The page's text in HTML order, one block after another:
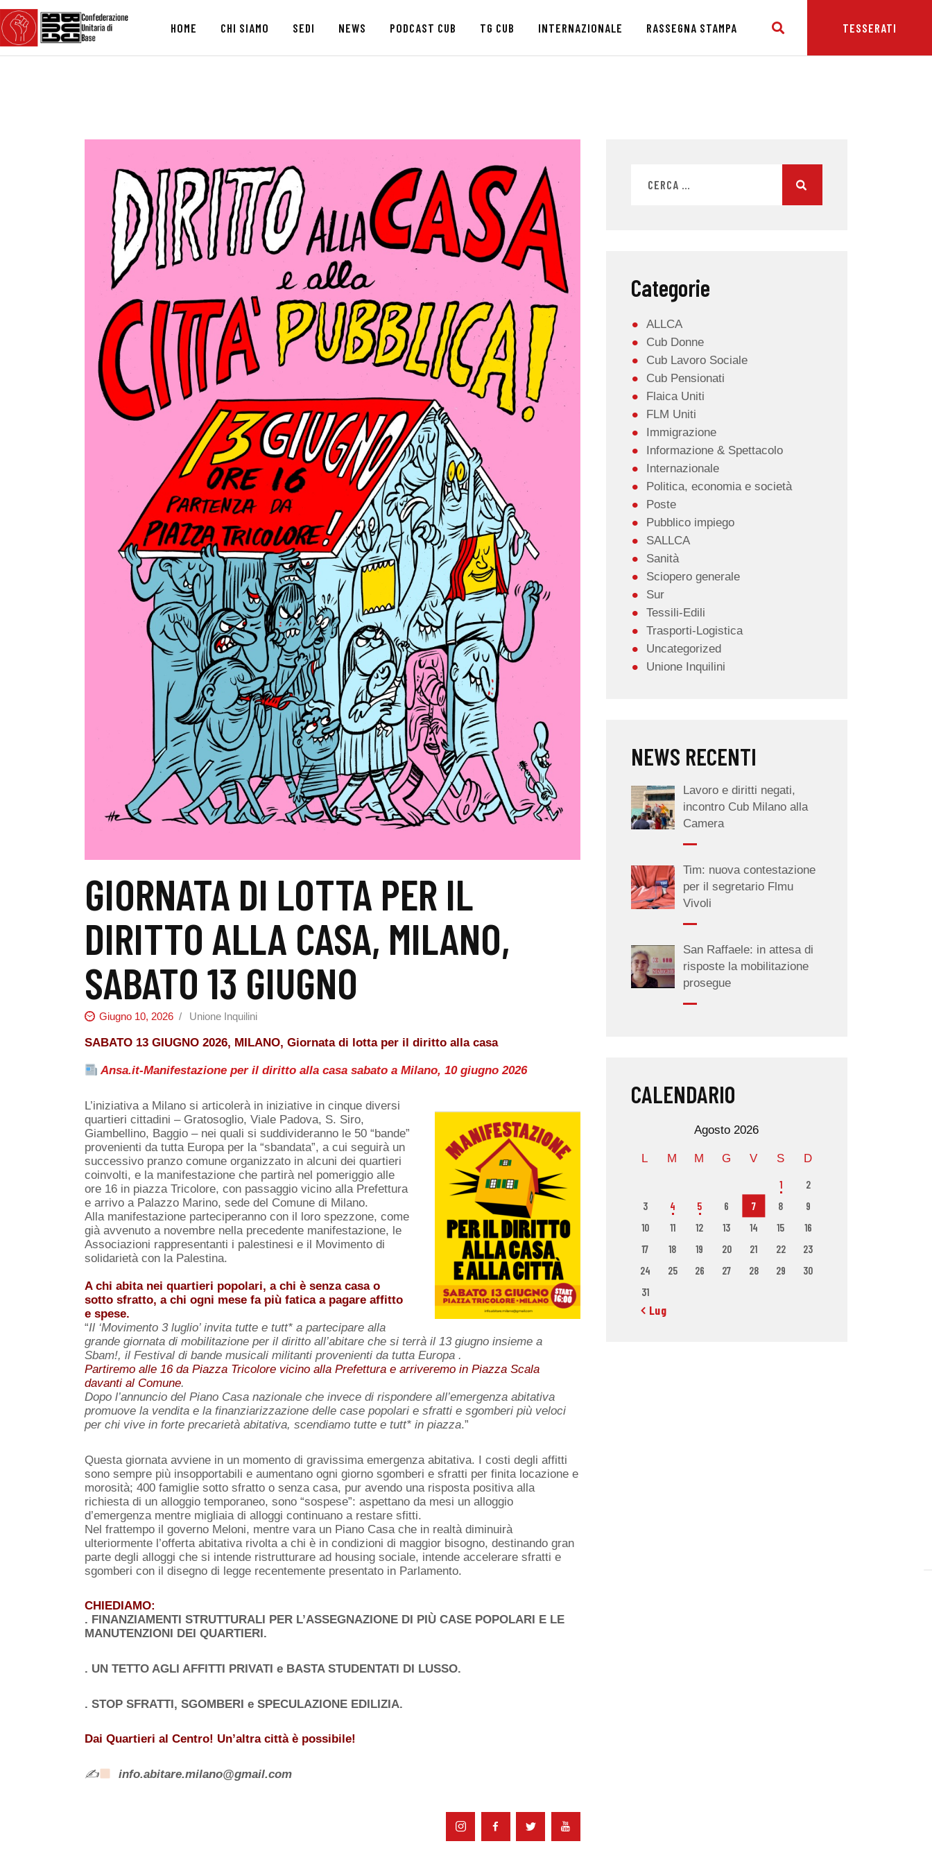
HOME CHI SIAMO SEDI NEWS PODCAST CUB TG CUB INTERNAZIONALE RASSEGNA STAMPA TESSERATI
HOME
CHI SIAMO
NEWS
PODCAST CUB
TG CUB
INTERNAZIONALE
RASSEGNA STAMPA
GIORNATA DI LOTTA PER IL
DIRITTO ALLA CASA, MILANO,
SABATO 13 GIUGNO
Giugno 10, 2026 Unione Inquilini
SABATO 13 GIUGNO 2026, MILANO, Giornata di lotta per il diritto alla casa
Ansa.it-Manifestazione per il diritto alla casa sabato a Milano, 10 giugno 2026
L’iniziativa a Milano si articolerà in iniziative in cinque diversi
quartieri cittadini – Gratosoglio, Viale Padova, S. Siro,
Giambellino, Baggio – nei quali si suddivideranno le 50 “bande”
provenienti da tutta Europa per la “sbandata”, a cui seguirà un
successivo pranzo comune organizzato in alcuni dei quartieri
coinvolti, e la manifestazione che partirà nel pomeriggio alle
ore 16 in piazza Tricolore, con passaggio vicino alla Prefettura
e arrivo a Palazzo Marino, sede del Comune di Milano.
Alla manifestazione parteciperanno con il loro spezzone, come
già avvenuto a novembre nella precedente manifestazione, le
Associazioni rappresentanti i palestinesi e il Movimento di
solidarietà con la Palestina.
A chi abita nei quartieri popolari, a chi è senza casa o
sotto sfratto, a chi ogni mese fa più fatica a pagare affitto
e spese.
“Il ‘Movimento 3 luglio’ invita tutte e tutt* a partecipare alla
grande giornata di mobilitazione per il diritto all’abitare che si terrà il 13 giugno insieme a
Sbam!, il Festival di bande musicali militanti provenienti da tutta Europa .
Partiremo alle 16 da Piazza Tricolore vicino alla Prefettura e arriveremo in Piazza Scala
davanti al Comune.
Dopo l’annuncio del Piano Casa nazionale che invece di rispondere all’emergenza abitativa
promuove la vendita e la finanziarizzazione delle case popolari e sfratti e sgomberi più veloci
per chi vive in forte precarietà abitativa, scendiamo tutte e tutt* in piazza.”
Questa giornata avviene in un momento di gravissima emergenza abitativa. I costi degli affitti
sono sempre più insopportabili e aumentano ogni giorno sgomberi e sfratti per finita locazione e
morosità; 400 famiglie sotto sfratto o senza casa, pur avendo una risposta positiva alla
richiesta di un alloggio temporaneo, sono “sospese”: aspettano da mesi un alloggio
d’emergenza mentre migliaia di alloggi continuano a restare sfitti.
Nel frattempo il governo Meloni, mentre vara un Piano Casa che in realtà diminuirà
ulteriormente l’offerta abitativa rivolta a chi è in condizioni di maggior bisogno, destinando gran
parte degli alloggi che si intende ristrutturare ad housing sociale, intende accelerare sfratti e
sgomberi con il disegno di legge recentemente presentato in Parlamento.
CHIEDIAMO:
. FINANZIAMENTI STRUTTURALI PER L’ASSEGNAZIONE DI PIÙ CASE POPOLARI E LE
MANUTENZIONI DEI QUARTIERI.
. UN TETTO AGLI AFFITTI PRIVATI e BASTA STUDENTATI DI LUSSO.
. STOP SFRATTI, SGOMBERI e SPECULAZIONE EDILIZIA.
Dai Quartieri al Centro! Un’altra città è possibile!
✍ info.abitare.milano@gmail.com
Categorie
ALLCA
Cub Donne
Cub Lavoro Sociale
Cub Pensionati
Flaica Uniti
FLM Uniti
Immigrazione
Informazione & Spettacolo
Internazionale
Politica, economia e società
Poste
Pubblico impiego
SALLCA
Sanità
Sciopero generale
Sur
Tessili-Edili
Trasporti-Logistica
Uncategorized
Unione Inquilini
NEWS RECENTI
Lavoro e diritti negati,
incontro Cub Milano alla
Camera
Tim: nuova contestazione
per il segretario Flmu
Vivoli
San Raffaele: in attesa di
risposte la mobilitazione
prosegue
CALENDARIO
Agosto 2026
L M M G V S D
1
2
3
4 5 6 7 8
9
10
11 12 13 14 15
16
17
18 19 20 21 22
23
24
25 26 27 28 29
30
31
« Lug